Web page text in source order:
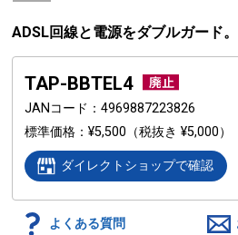
ADSL回線と電源をダブルガード。
TAP-BBTEL4
JANコード
4969887223826
標準価格
¥5,500 （税抜き ¥5,000）
ダイレクトショップで確認
よくある質問